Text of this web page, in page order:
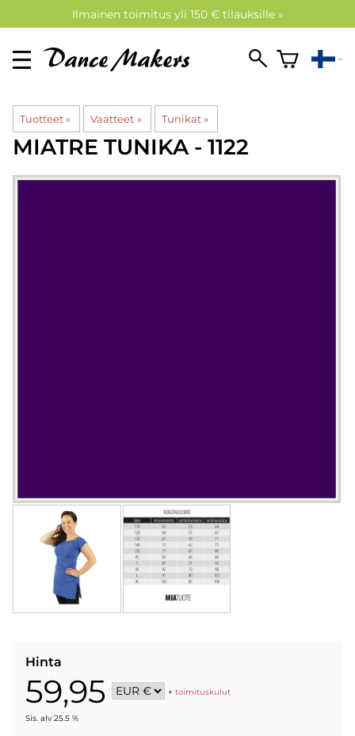
Ilmainen toimitus yli 150 € tilauksille »
Tuotteet‪» Vaatteet ‪» Tunikat ‪»
MIATRE TUNIKA - 1122
Hinta
59,95 +toimituskulut
Sis. alv 25.5 %